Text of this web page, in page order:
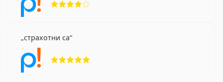
страхотни са